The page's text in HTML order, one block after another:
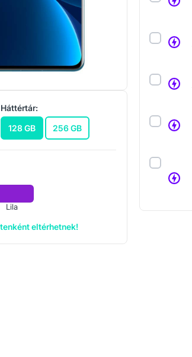
Háttértár:
128 GB
256 GB
Lila
eltérhetnek!